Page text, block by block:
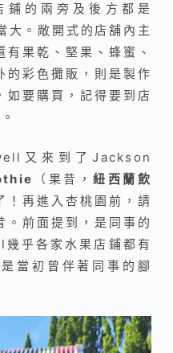
的兩旁及後方都是
。敞開式的店舖內主
果乾、堅果、蜂蜜、
的彩色攤販，則是製作
如要購買，記得要到店
又來到了Jackson
（果昔，紐西蘭飲
！再進入杏桃園前，請
。前面提到，是同事的
乎各家水果店鋪都有
當初曾伴著同事的腳